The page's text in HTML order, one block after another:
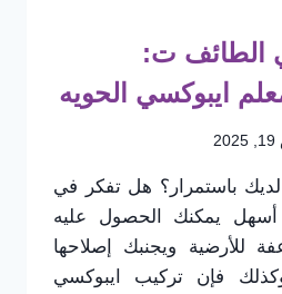
الطائف ت:
باستمرار؟ هل تفكر في
يمكنك الحصول عليه
للأرضية ويجنبك إصلاحها
فإن تركيب ايبوكسي